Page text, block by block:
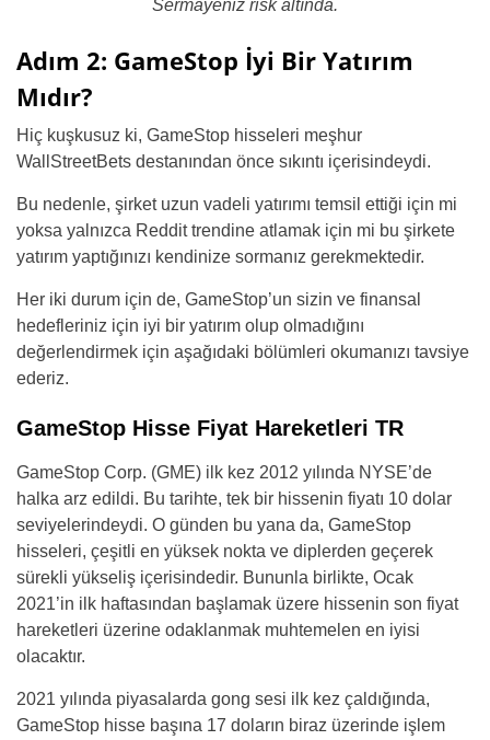
Sermayeniz risk altında.
Adım 2: GameStop İyi Bir Yatırım
Mıdır?
Hiç kuşkusuz ki, GameStop hisseleri meşhur
WallStreetBets destanından önce sıkıntı içerisindeydi.
Bu nedenle, şirket uzun vadeli yatırımı temsil ettiği için mi
yoksa yalnızca Reddit trendine atlamak için mi bu şirkete
yatırım yaptığınızı kendinize sormanız gerekmektedir.
Her iki durum için de, GameStop’un sizin ve finansal
hedefleriniz için iyi bir yatırım olup olmadığını
değerlendirmek için aşağıdaki bölümleri okumanızı tavsiye
ederiz.
GameStop Hisse Fiyat Hareketleri TR
GameStop Corp. (GME) ilk kez 2012 yılında NYSE’de
halka arz edildi. Bu tarihte, tek bir hissenin fiyatı 10 dolar
seviyelerindeydi. O günden bu yana da, GameStop
hisseleri, çeşitli en yüksek nokta ve diplerden geçerek
sürekli yükseliş içerisindedir. Bununla birlikte, Ocak
2021’in ilk haftasından başlamak üzere hissenin son fiyat
hareketleri üzerine odaklanmak muhtemelen en iyisi
olacaktır.
2021 yılında piyasalarda gong sesi ilk kez çaldığında,
GameStop hisse başına 17 doların biraz üzerinde işlem